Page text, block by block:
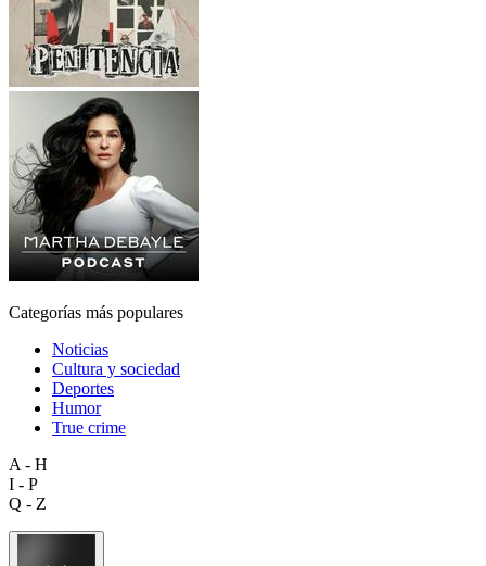
Categorías más populares
Noticias
Cultura y sociedad
Deportes
Humor
True crime
A - H
I - P
Q - Z